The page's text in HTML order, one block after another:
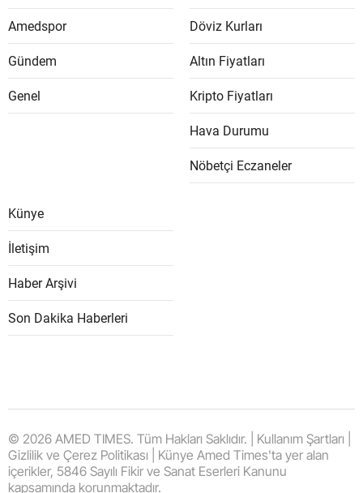
Amedspor
Gündem
Genel
Döviz Kurları
Altın Fiyatları
Kripto Fiyatları
Hava Durumu
Nöbetçi Eczaneler
Künye
İletişim
Haber Arşivi
Son Dakika Haberleri
© 2026 AMED TIMES. Tüm Hakları Saklıdır. | Kullanım Şartları |
Gizlilik ve Çerez Politikası | Künye Amed Times'ta yer alan
içerikler, 5846 Sayılı Fikir ve Sanat Eserleri Kanunu
kapsamında korunmaktadır.